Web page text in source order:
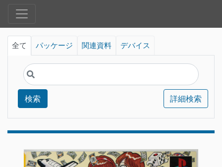
全て パッケージ 関連資料 デバイス
検索 詳細検索